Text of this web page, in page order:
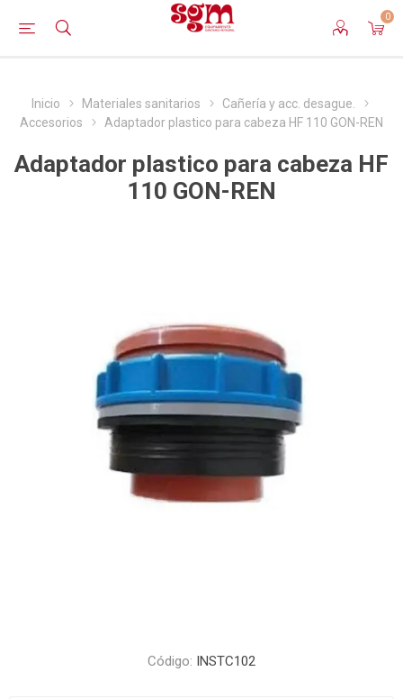
0
Inicio Materiales sanitarios
Cañería y acc. desague.
Accesorios
Adaptador plastico para cabeza HF 110 GON-REN
Adaptador plastico para cabeza HF
110 GON-REN
Código: INSTC102